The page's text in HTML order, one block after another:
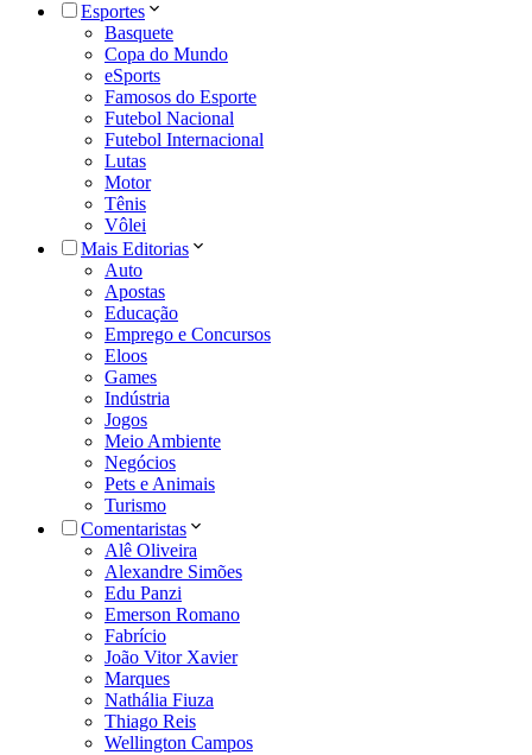
Esportes
Basquete
Copa do Mundo
eSports
Famosos do Esporte
Futebol Nacional
Futebol Internacional
Lutas
Motor
Tênis
Vôlei
Mais Editorias
Auto
Apostas
Educação
Emprego e Concursos
Eloos
Games
Indústria
Jogos
Meio Ambiente
Negócios
Pets e Animais
Turismo
Comentaristas
Alê Oliveira
Alexandre Simões
Edu Panzi
Emerson Romano
Fabrício
João Vitor Xavier
Marques
Nathália Fiuza
Thiago Reis
Wellington Campos